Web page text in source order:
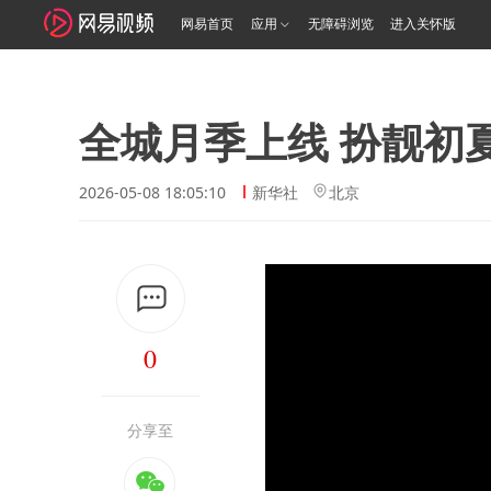
网易首页 应用 无障碍浏览 进入关怀版
全城月季上线 扮靓初
2026-05-08 18:05:10 新华社 北京
0
分享至